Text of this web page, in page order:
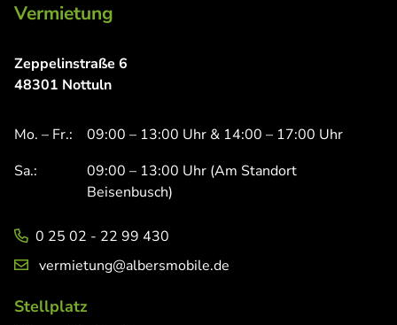
Vermietung
Zeppelinstraße 6
48301 Nottuln
Mo. – Fr.:
09:00 – 13:00 Uhr & 14:00 – 17:00 Uhr
Sa.:
09:00 – 13:00 Uhr (Am Standort
Beisenbusch)
0 25 02 - 22 99 430
vermietung@albersmobile.de
Stellplatz